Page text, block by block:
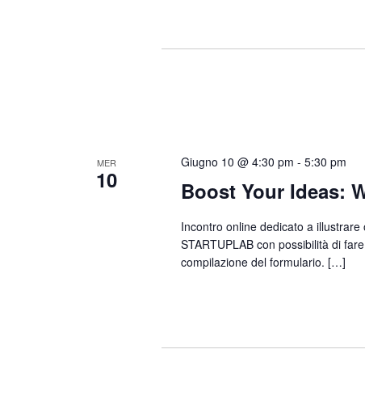
MER
10 Boost Your Ideas:
Giugno 10 @ 4:30 pm - 5:30 pm
Incontro online dedicato a
STARTUPLAB con possibilità di
compilazione del formulario. […]